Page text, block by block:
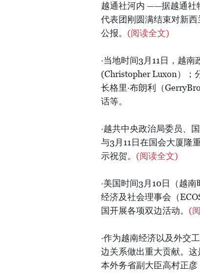
越通社河内 ——据越通社
代表团刚圆满结束对新
公报。 (阅读全文)
·当地时间3月11日，越
(Christopher Luxon）；
长格里·布朗利（
话等。
·越共中央政治局委员、
与3月11日在国会大厦隆
示祝贺。 (阅读全文)
·美国时间3月10日（越
经济及社会理事会（
国开展各项双边活动。 (
·作为越南经济以及外交
边关系做出重大贡献。
本外务省副大臣高村正彦